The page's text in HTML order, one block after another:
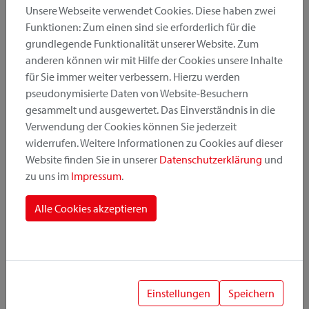
Produktkategorie
Montageposition
Befestigungssystem
Unsere Webseite verwendet Cookies. Diese haben zwei
Funktionen: Zum einen sind sie erforderlich für die
grundlegende Funktionalität unserer Website. Zum
anderen können wir mit Hilfe der Cookies unsere Inhalte
für Sie immer weiter verbessern. Hierzu werden
pseudonymisierte Daten von Website-Besuchern
gesammelt und ausgewertet. Das Einverständnis in die
Verwendung der Cookies können Sie jederzeit
widerrufen. Weitere Informationen zu Cookies auf dieser
Website finden Sie in unserer Datenschutzerklärung und
zu uns im Impressum.
Alle Cookies akzeptieren
Einstellungen Speichern